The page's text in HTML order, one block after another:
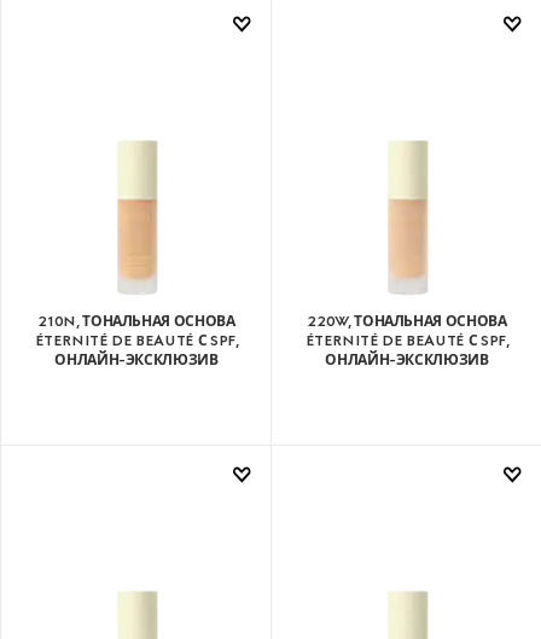
210N, ТОНАЛЬНАЯ ОСНОВА
ÉTERNITÉ DE BEAUTÉ С SPF,
ОНЛАЙН-ЭКСКЛЮЗИВ
220W, ТОНАЛЬНАЯ ОСНОВА
ÉTERNITÉ DE BEAUTÉ С SPF,
ОНЛАЙН-ЭКСКЛЮЗИВ